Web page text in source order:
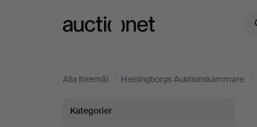
Alla föremål / Helsingborgs Auktionskammare /
Konstglas
Kategorier